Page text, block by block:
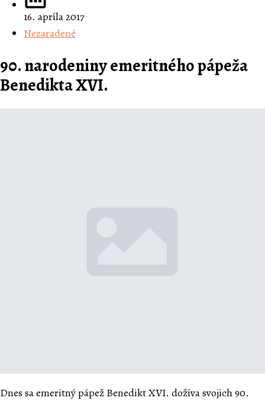
16. apríla 2017
Nezaradené
90. narodeniny emeritného pápeža
Benedikta XVI.
Dnes sa emeritný pápež Benedikt XVI. dožíva svojich 90.